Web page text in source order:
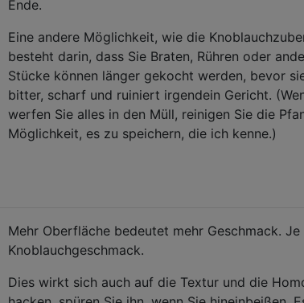
Ende.
Eine andere Möglichkeit, wie die
besteht darin, dass Sie Braten, Rühren oder
Stücke können länger gekocht werden, bevor
bitter, scharf und ruiniert irgendein Gericht.
werfen Sie alles in den Müll, reinigen Sie die
Möglichkeit, es zu speichern, die ich kenne.)
Mehr Oberfläche bedeutet mehr Geschmack.
Knoblauchgeschmack.
Dies wirkt sich auch auf die Textur und die